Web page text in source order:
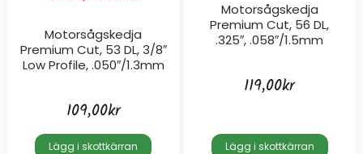
Motorsågskedja
Premium Cut, 53 DL, 3/8″
Low Profile, .050″/1.3mm
109,00kr
Lägg i skottkärran
Motorsågskedja
Premium Cut, 56 DL,
.325″, .058″/1.5mm
119,00kr
Lägg i skottkärran